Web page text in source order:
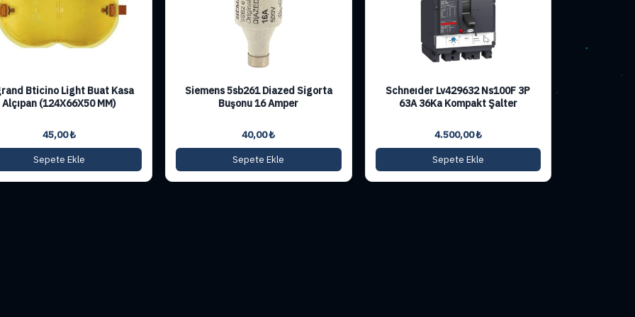
Bticino Light Buat Kasa
Alçıpan (124X66X50 MM)
45,00₺
Sepete Ekle
Siemens 5sb261 Diazed Sigorta
Buşonu 16 Amper
40,00₺
Sepete Ekle
Schneıder Lv429632 Ns100F 3P
63A 36Ka Kompakt Şalter
4.500,00₺
Sepete Ekle